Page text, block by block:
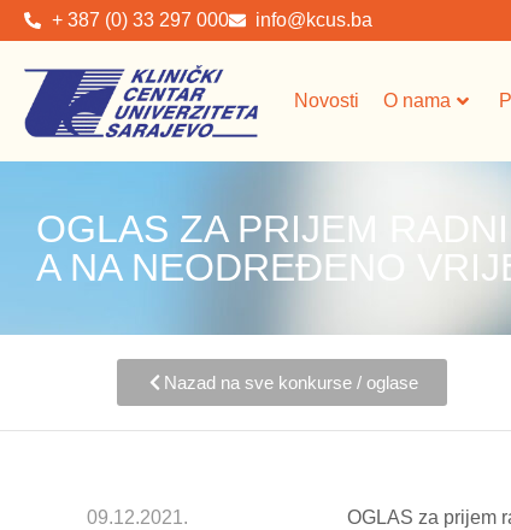
+ 387 (0) 33 297 000 info@kcus.ba
Novosti O nama
OGLAS ZA PRIJEM
A NA NEODREĐENO
Nazad na sve konkurse / oglase
09.12.2021. OGLAS za prijem